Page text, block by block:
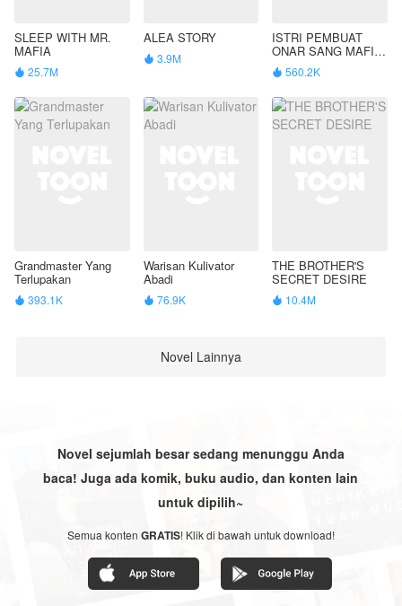
SLEEP WITH MR.
MAFIA
 25.7M
ALEA STORY
 3.9M
ISTRI PEMBUAT
ONAR SANG MAFIA
KEJAM
 560.2K
Grandmaster Yang
Terlupakan
 393.1K
Warisan Kulivator
Abadi
 76.9K
THE BROTHER'S
SECRET DESIRE
 10.4M
Novel Lainnya
Novel sejumlah besar sedang menunggu Anda
baca! Juga ada komik, buku audio, dan konten lain
untuk dipilih~
Semua konten GRATIS! Klik di bawah untuk download!